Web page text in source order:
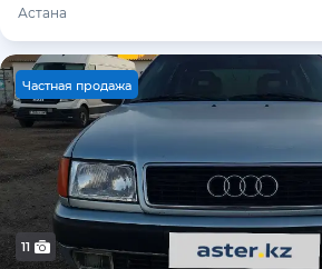
Астана
Частная продажа
11